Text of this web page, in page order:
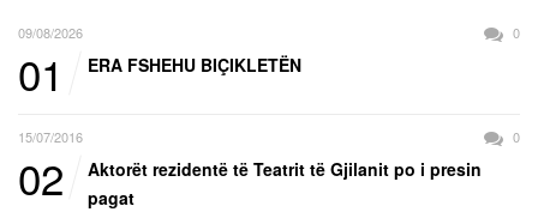
09/08/2026 0
01 ERA FSHEHU BIÇIKLETËN
15/07/2016 0
02
Aktorët rezidentë të Teatrit të Gjilanit po i presin
pagat